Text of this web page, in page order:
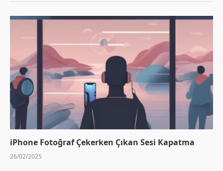
iPhone Fotoğraf Çekerken Çıkan Sesi Kapatma
26/02/2025